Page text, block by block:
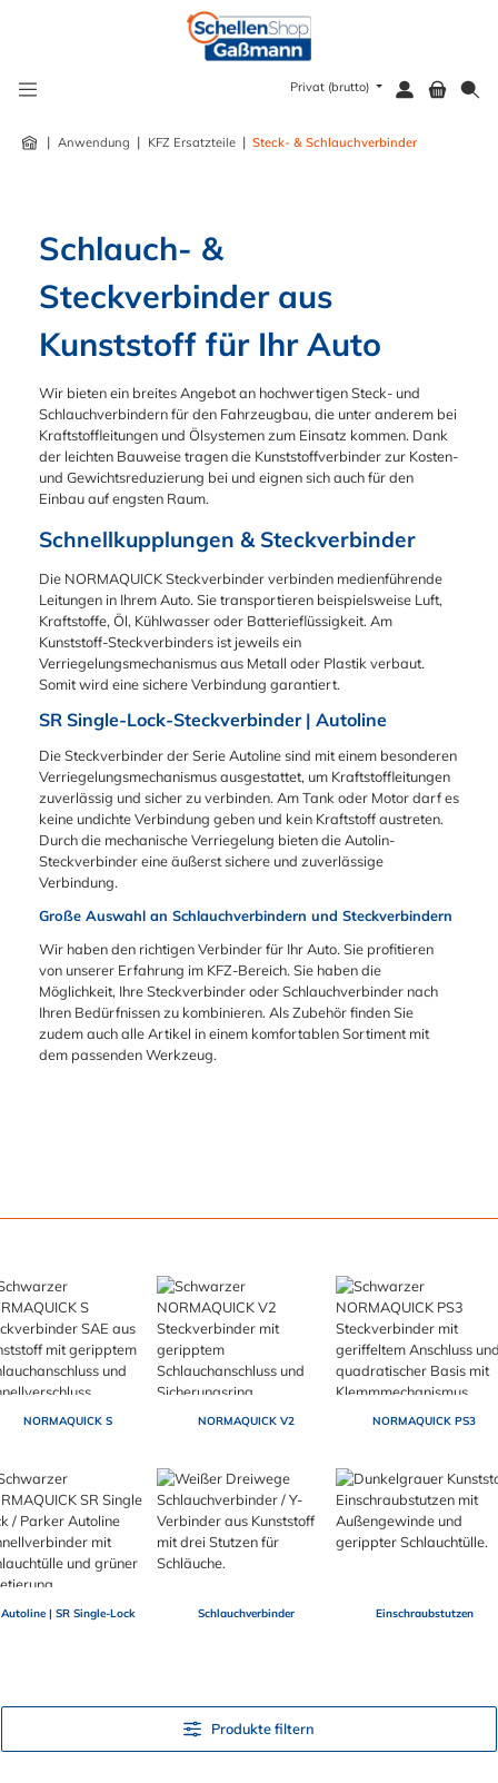
Privat (brutto)
| Anwendung | KFZ Ersatzteile | Steck- & Schlauchverbinder
Schlauch- &
Steckverbinder aus
Kunststoff für Ihr Auto
Wir bieten ein breites Angebot an hochwertigen Steck- und
Schlauchverbindern für den Fahrzeugbau, die unter anderem bei
Kraftstoffleitungen und Ölsystemen zum Einsatz kommen. Dank
der leichten Bauweise tragen die Kunststoffverbinder zur Kosten-
und Gewichtsreduzierung bei und eignen sich auch für den
Einbau auf engsten Raum.
Schnellkupplungen & Steckverbinder
Die NORMAQUICK Steckverbinder verbinden medienführende
Leitungen in Ihrem Auto. Sie transportieren beispielsweise Luft,
Kraftstoffe, Öl, Kühlwasser oder Batterieflüssigkeit. Am
Kunststoff-Steckverbinders ist jeweils ein
Verriegelungsmechanismus aus Metall oder Plastik verbaut.
Somit wird eine sichere Verbindung garantiert.
SR Single-Lock-Steckverbinder | Autoline
Die Steckverbinder der Serie Autoline sind mit einem besonderen
Verriegelungsmechanismus ausgestattet, um Kraftstoffleitungen
zuverlässig und sicher zu verbinden. Am Tank oder Motor darf es
keine undichte Verbindung geben und kein Kraftstoff austreten.
Durch die mechanische Verriegelung bieten die Autolin-
Steckverbinder eine äußerst sichere und zuverlässige
Verbindung.
Große Auswahl an Schlauchverbindern und Steckverbindern
Wir haben den richtigen Verbinder für Ihr Auto. Sie profitieren
von unserer Erfahrung im KFZ-Bereich. Sie haben die
Möglichkeit, Ihre Steckverbinder oder Schlauchverbinder nach
Ihren Bedürfnissen zu kombinieren. Als Zubehör finden Sie
zudem auch alle Artikel in einem komfortablen Sortiment mit
dem passenden Werkzeug.
NORMAQUICK S NORMAQUICK V2 NORMAQUICK PS3
Autoline | SR Single-Lock Schlauchverbinder Einschraubstutzen
Produkte filtern